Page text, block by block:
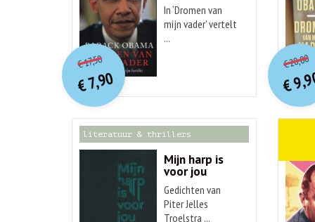
In ‘Dromen van
mijn vader’ vertelt
...
€17,50O
orspr
onkelijke
prijs
was:
€ 17,50.
€7,90
Huidige
prijs
is:
€ 7,90.
€20,00
€
literatuur & thrillers
Mijn harp is
voor jou
Gedichten van
Piter Jelles
Troelstra ...